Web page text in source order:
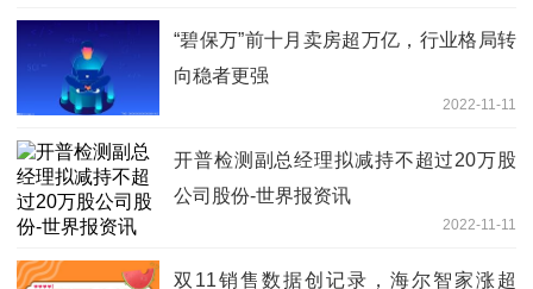
“碧保万”前十月卖房超万亿，行业格局转
向稳者更强
2022-11-11
开普检测副总经理拟减持不超过20万股
公司股份-世界报资讯
2022-11-11
双11销售数据创记录，海尔智家涨超